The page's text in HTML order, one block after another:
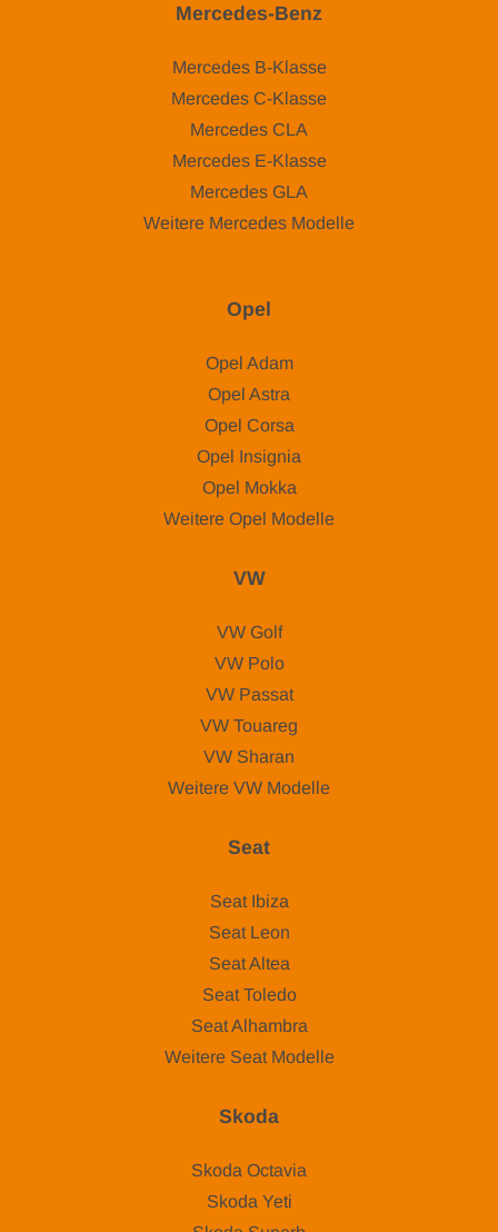
Mercedes-Benz
Mercedes B-Klasse
Mercedes C-Klasse
Mercedes CLA
Mercedes E-Klasse
Mercedes GLA
Weitere Mercedes Modelle
Opel
Opel Adam
Opel Astra
Opel Corsa
Opel Insignia
Opel Mokka
Weitere Opel Modelle
VW
VW Golf
VW Polo
VW Passat
VW Touareg
VW Sharan
Weitere VW Modelle
Seat
Seat Ibiza
Seat Leon
Seat Altea
Seat Toledo
Seat Alhambra
Weitere Seat Modelle
Skoda
Skoda Octavia
Skoda Yeti